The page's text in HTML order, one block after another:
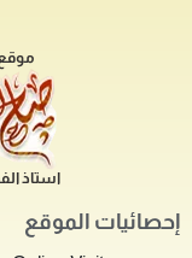
موقع
استاذ
إحصائيات الموقع